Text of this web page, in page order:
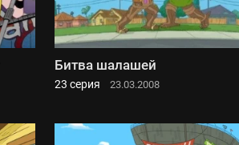
Битва шалашей
23 серия 23.03.2008